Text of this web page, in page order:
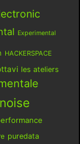
Experimental
HACKERSPACE
les ateliers
noise
puredata